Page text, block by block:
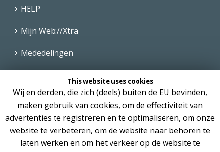
HELP
Mijn Web://Xtra
Mededelingen
Copyright © 2004 - 2025 Web://Xtra , alle rechten
voorbehouden. Alle genoemde prijzen zijn excl. BTW.
This website uses cookies
Wij en derden, die zich (deels) buiten de EU bevinden,
maken gebruik van cookies, om de effectiviteit van
advertenties te registreren en te optimaliseren, om onze
website te verbeteren, om de website naar behoren te
laten werken en om het verkeer op de website te